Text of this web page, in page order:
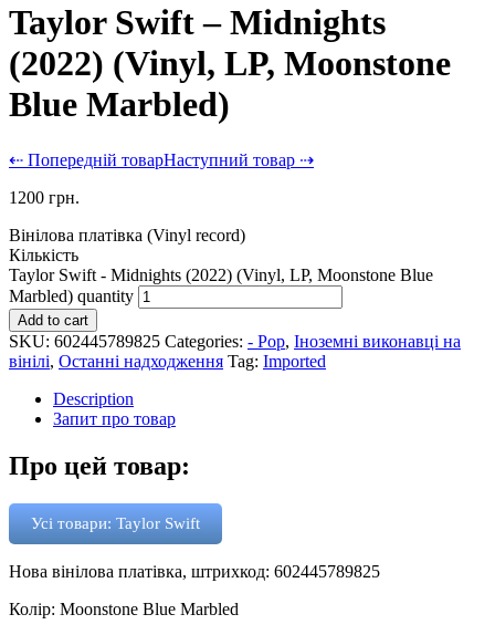
Taylor Swift – Midnights
(2022) (Vinyl, LP, Moonstone
Blue Marbled)
⇠ Попередній товарНаступний товар ⇢
1200 грн.
Вінілова платівка (Vinyl record)
Кількість
Taylor Swift - Midnights (2022) (Vinyl, LP, Moonstone Blue
Marbled) quantity
Add to cart
SKU: 602445789825 Categories: - Pop, Іноземні виконавці на
вінілі, Останні надходження Tag: Imported
Description
Запит про товар
Про цей товар:
Усі товари: Taylor Swift
Нова вінілова платівка, штрихкод: 602445789825
Колір: Moonstone Blue Marbled